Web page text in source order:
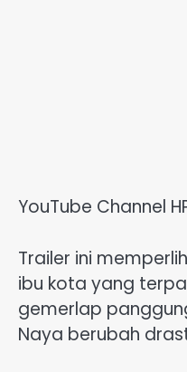
YouTube Channel
Trailer ini
ibu kota yang
gemerlap
Naya berubah